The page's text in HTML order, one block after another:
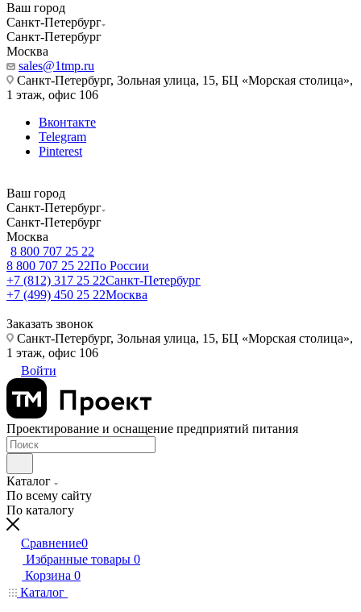
Ваш город
Санкт-Петербург
Санкт-Петербург
Москва
sales@1tmp.ru
Санкт-Петербург, Зольная улица, 15, БЦ «Морская столица»,
1 этаж, офис 106
Вконтакте
Telegram
Pinterest
Ваш город
Санкт-Петербург
Санкт-Петербург
Москва
8 800 707 25 22
8 800 707 25 22По России
+7 (812) 317 25 22Санкт-Петербург
+7 (499) 450 25 22Москва
Заказать звонок
Санкт-Петербург, Зольная улица, 15, БЦ «Морская столица»,
1 этаж, офис 106
Войти
Проектирование и оснащение предприятий питания
Каталог
По всему сайту
По каталогу
Сравнение0
Избранные товары 0
Корзина 0
Каталог